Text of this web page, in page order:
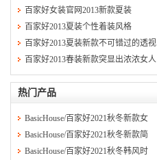
百家好女装官网2013新款夏装
百家好2013夏装个性着装风格
百家好2013夏装新款不可错过的透视
百家好2013春装新款突显出浓浓女人
热门产品
BasicHouse/百家好2021秋冬新款女
BasicHouse/百家好2021秋冬新款简
BasicHouse/百家好2021秋冬韩风时